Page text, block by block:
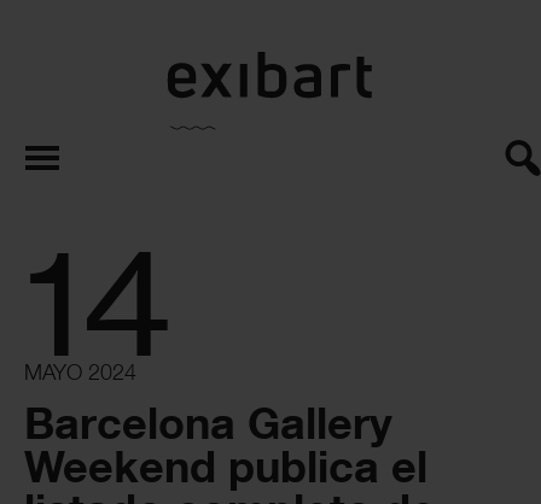
exibart.es
14
MAYO 2024
Barcelona Gallery
Weekend publica el